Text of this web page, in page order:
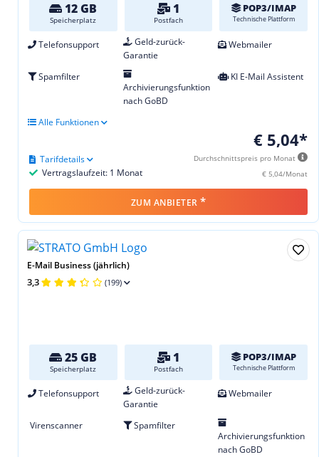
12 GB
Speicherplatz
1
Postfach
POP3/IMAP
Technische Plattform
Telefonsupport
Geld-zurück-
Garantie
Webmailer
Spamfilter
Archivierungsfunktion
nach GoBD
KI E-Mail Assistent
Alle Funktionen
€ 5,04*
Durchschnittspreis pro Monat
€ 5,04/Monat
Vertragslaufzeit: 1 Monat
Tarifdetails
ZUM ANBIETER *
E-Mail Business (jährlich)
3,3 (199)
25 GB
Speicherplatz
1
Postfach
POP3/IMAP
Technische Plattform
Telefonsupport
Geld-zurück-
Garantie
Webmailer
Virenscanner
Spamfilter
Archivierungsfunktion
nach GoBD